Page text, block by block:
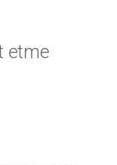
etme